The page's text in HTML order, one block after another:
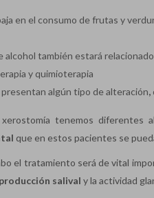
en el consumo de frutas y
alcohol también estará
y quimioterapia
presentan algún tipo de alteración,
tenemos diferentes
que en estos pacientes se
el tratamiento será de vital
salival y la actividad